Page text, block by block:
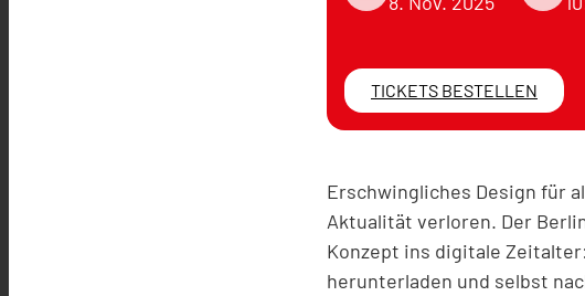
TICKETS BESTELLEN
Erschwingliches Design für
Aktualität verloren. Der
Konzept ins digitale
herunterladen und selbst